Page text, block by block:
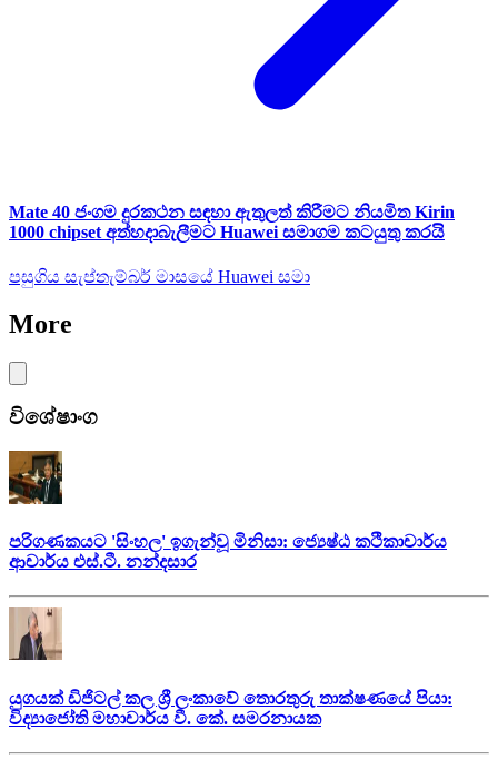
Mate 40 ජංගම දුරකථන සඳහා ඇතුලත් කිරීමට නියමිත Kirin
1000 chipset අත්හදාබැලීමට Huawei සමාගම කටයුතු කරයි
පසුගිය සැප්තැම්බර් මාසයේ Huawei සමා
More
විශේෂාංග
පරිගණකයට 'සිංහල' ඉගැන්වූ මිනිසා: ජ්‍යෙෂ්ඨ කථිකාචාර්ය
ආචාර්ය එස්.ටී. නන්දසාර
යුගයක් ඩිජිටල් කල ශ්‍රී ලංකාවේ තොරතුරු තාක්ෂණයේ පියා:
විද්‍යාජෝති මහාචාර්ය වී. කේ. සමරනායක